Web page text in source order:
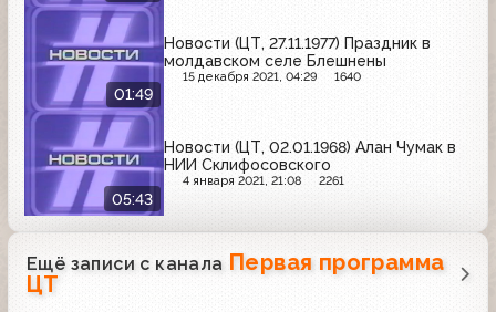
01:49
Новости (ЦТ, 27.11.1977) Праздник в
молдавском селе Блешнены
15 декабря 2021, 04:29 1640
05:43
Новости (ЦТ, 02.01.1968) Алан Чумак в
НИИ Склифосовского
4 января 2021, 21:08 2261
Ещё записи с канала Первая программа
ЦТ